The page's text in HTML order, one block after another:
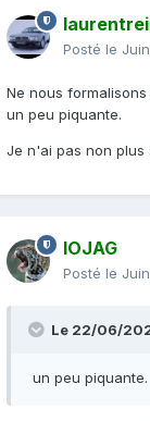
Posté le
Ne nous
un peu piquante.
Je n'ai pas non plus
IOJAG
Posté le
Le 22/06/
un peu piquante.